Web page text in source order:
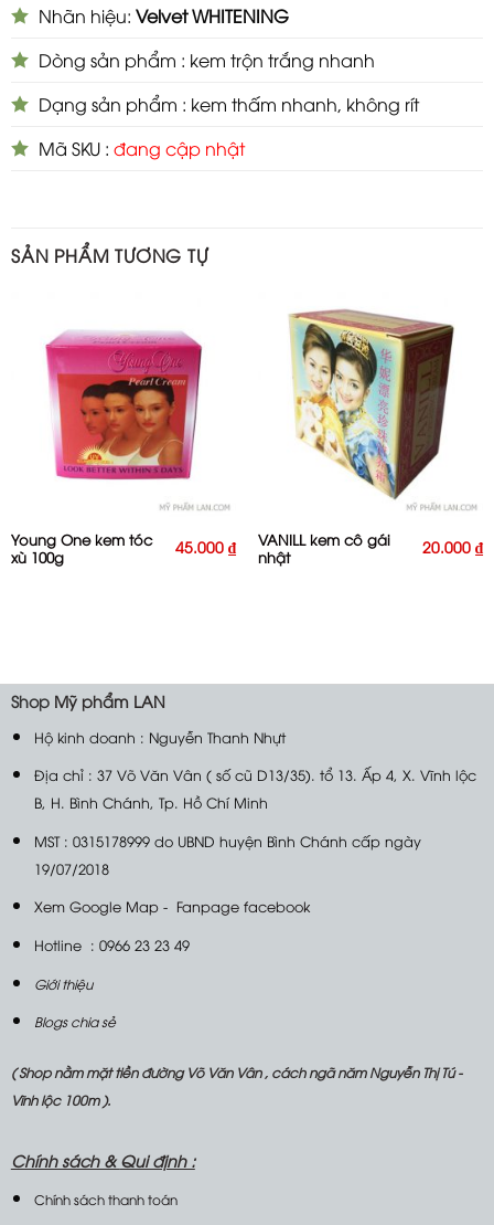
Nhãn hiệu: Velvet WHITENING
Dòng sản phẩm : kem trộn trắng nhanh
Dạng sản phẩm : kem thấm nhanh, không rít
Mã SKU : đang cập nhật
SẢN PHẨM TƯƠNG TỰ
Young One kem tóc
xù 100g
45.000₫
VANILL kem cô gái
nhật
20.000₫
Shop Mỹ phẩm LAN
Hộ kinh doanh : Nguyễn Thanh Nhựt
Địa chỉ : 37 Võ Văn Vân ( số cũ D13/35). tổ 13. Ấp 4, X. Vĩnh lộc
B, H. Bình Chánh, Tp. Hồ Chí Minh
MST : 0315178999 do UBND huyện Bình Chánh cấp ngày
19/07/2018
Xem Google Map- Fanpage facebook
Hotline : 0966 23 23 49
Giới thiệu
Blogs chia sẻ
( Shop nằm mặt tiền đường Võ Văn Vân , cách ngã năm Nguyễn Thị Tú -
Vĩnh lộc 100m ).
Chính sách &Qui định :
Chính sách thanh toán